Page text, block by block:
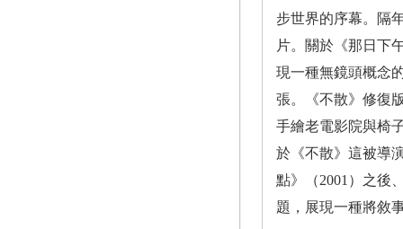
步世界的序幕。隔
片。關於《那日下
現一種無鏡頭概念
張。《不散》修復
手繪老電影院與椅
於《不散》這被導
點》（2001）之後
題，展現一種將敘